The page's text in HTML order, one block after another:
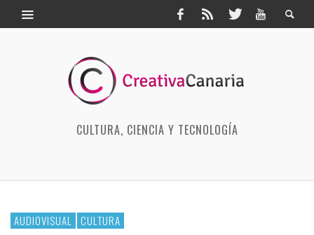
CULTURA, CIENCIA Y TECNOLOGÍA
AUDIOVISUAL CULTURA